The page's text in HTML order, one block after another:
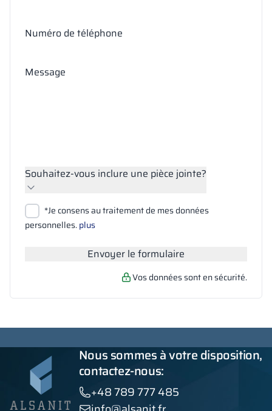
Numéro de téléphone
Message
Souhaitez-vous inclure une pièce jointe?
Joindre des fichiers
Rechercher
*Je consens au traitement de mes données
personnelles.plus
Envoyer le formulaire
Vos données sont en sécurité.
Nous sommes à votre disposition,
contactez-nous:
+48 789 777 485